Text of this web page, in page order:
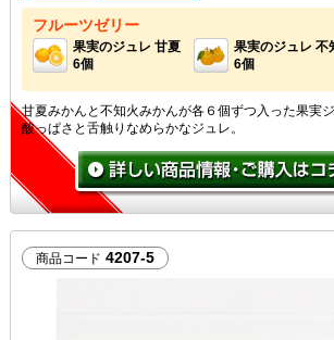
フルーツゼリー
果実のジュレ 甘夏
6個
果実のジュレ 不
6個
甘夏みかんと不知火みかんが各６個ずつ入った果実
酸っぱさと舌触りなめらかなジュレ。
商品コード 4207-5